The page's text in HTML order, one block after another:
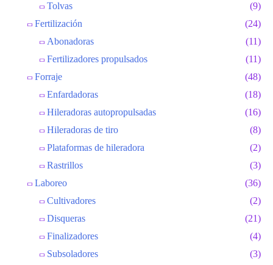
Tolvas
(9)
Fertilización
(24)
Abonadoras
(11)
Fertilizadores propulsados
(11)
Forraje
(48)
Enfardadoras
(18)
Hileradoras autopropulsadas
(16)
Hileradoras de tiro
(8)
Plataformas de hileradora
(2)
Rastrillos
(3)
Laboreo
(36)
Cultivadores
(2)
Disqueras
(21)
Finalizadores
(4)
Subsoladores
(3)